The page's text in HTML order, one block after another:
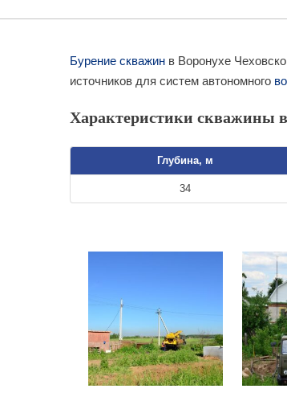
Бурение скважин в Воронухе
источников для систем автономного
Характеристики скважины
Глубина, м
34